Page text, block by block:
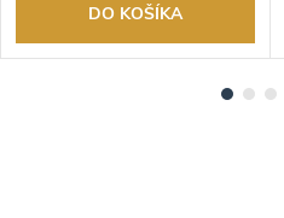
DO KOŠÍKA